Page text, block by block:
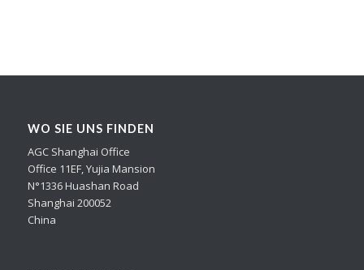
WO SIE UNS FINDEN
AGC Shanghai Office
Office 11EF, Yujia Mansion
N°1336 Huashan Road
Shanghai 200052
China